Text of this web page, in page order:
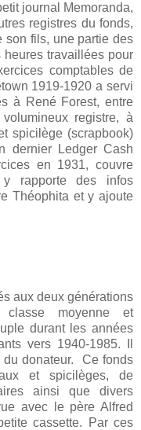
journal Memoranda,
registres du fonds,
son fils, une partie des
travaillées pour
comptables de
1919-1920 a servi
à René Forest, entre
registre, à
spicilège (scrapbook)
dernier Ledger Cash
en 1931, couvre
y rapporte des infos
Théophita et y ajoute
aux deux générations
classe moyenne et
durant les années
vers 1940-1985. Il
du donateur. Ce fonds
et spicilèges, de
ainsi que divers
avec le père Alfred
cassette. Par ces